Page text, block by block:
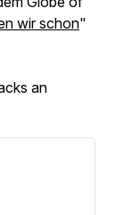
wir schon"
an